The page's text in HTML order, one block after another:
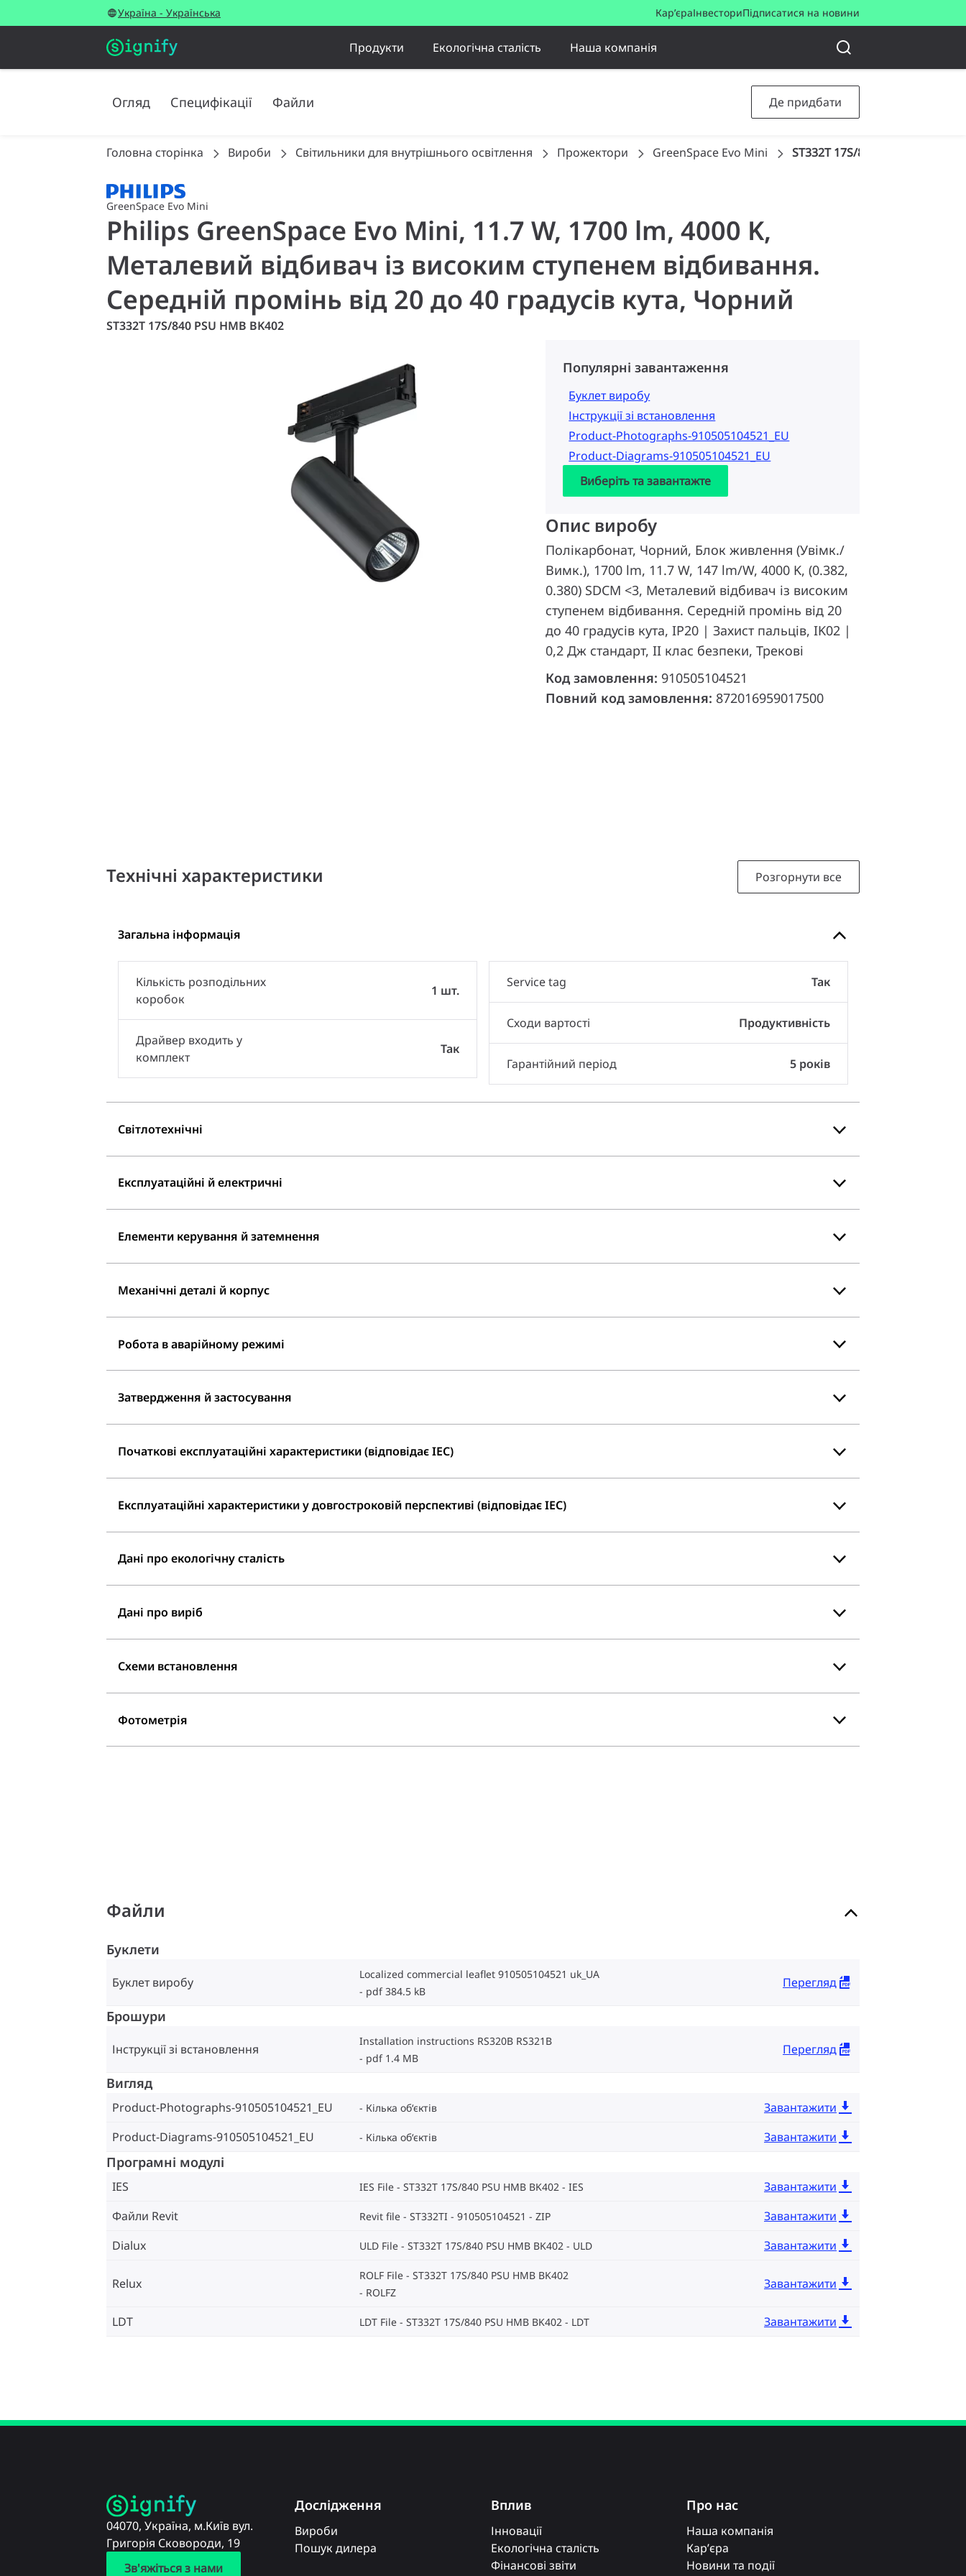
Україна - Українська Кар’єраІнвесториПідписатися на новини
Продукти Екологічна сталість Наша компанія
Огляд Специфікації Файли Де придбати
Головна сторінка Вироби Світильники для внутрішнього освітлення Прожектори GreenSpace Evo Mini ST332T 17S/840 PSU HMB
GreenSpace Evo Mini
Philips GreenSpace Evo Mini, 11.7 W, 1700 lm, 4000 K,
Металевий відбивач із високим ступенем відбивання.
Середній промінь від 20 до 40 градусів кута, Чорний
ST332T 17S/840 PSU HMB BK402
Популярні завантаження
Буклет виробу
Інструкції зі встановлення
Product-Photographs-910505104521_EU
Product-Diagrams-910505104521_EU
Виберіть та завантажте
Опис виробу
Полікарбонат, Чорний, Блок живлення (Увімк./
Вимк.), 1700 lm, 11.7 W, 147 lm/W, 4000 K, (0.382,
0.380) SDCM <3, Металевий відбивач із високим
ступенем відбивання. Середній промінь від 20
до 40 градусів кута, IP20 | Захист пальців, IK02 |
0,2 Дж стандарт, II клас безпеки, Трекові
Код замовлення: 910505104521
Повний код замовлення: 872016959017500
Технічні характеристики Розгорнути все
Загальна інформація
Кількість розподільних
коробок
1 шт.
Драйвер входить у
комплект
Так
Service tag Так
Сходи вартості Продуктивність
Гарантійний період 5 років
Світлотехнічні
Експлуатаційні й електричні
Елементи керування й затемнення
Механічні деталі й корпус
Робота в аварійному режимі
Затвердження й застосування
Початкові експлуатаційні характеристики (відповідає IEC)
Експлуатаційні характеристики у довгостроковій перспективі (відповідає IEC)
Дані про екологічну сталість
Дані про виріб
Схеми встановлення
Фотометрія
Файли
Буклети
Буклет виробу
Localized commercial leaflet 910505104521 uk_UA
pdf 384.5 kB
Перегляд
Брошури
Інструкції зі встановлення
Installation instructions RS320B RS321B
pdf 1.4 MB
Перегляд
Вигляд
Product-Photographs-910505104521_EU Кілька об‘єктів
Завантажити
Product-Diagrams-910505104521_EU
Кілька об‘єктів Завантажити
Програмні модулі
IES IES File - ST332T 17S/840 PSU HMB BK402 IES
Завантажити
Файли Revit
Revit file - ST332TI - 910505104521 ZIP
Завантажити
Dialux
ULD File - ST332T 17S/840 PSU HMB BK402 ULD Завантажити
Relux
ROLF File - ST332T 17S/840 PSU HMB BK402
ROLFZ
Завантажити
LDT LDT File - ST332T 17S/840 PSU HMB BK402 LDT Завантажити
04070, Україна, м.Київ вул.
Григорія Сковороди, 19
Зв'яжіться з нами
Дослідження
Вироби
Пошук дилера
Вплив
Інновації
Екологічна сталість
Фінансові звіти
Про нас
Наша компанія
Кар’єра
Новини та події